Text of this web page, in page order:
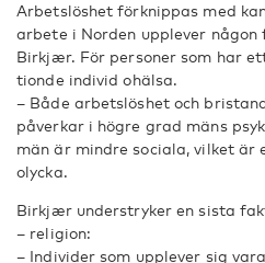
Arbetslöshet förknippas med
arbete i Norden upplever någon
Birkjær. För personer som har
tionde individ ohälsa.
– Både arbetslöshet och
påverkar i högre grad mäns
män är mindre sociala, vilket
olycka.
Birkjær understryker en sista
– religion:
– Individer som upplever sig